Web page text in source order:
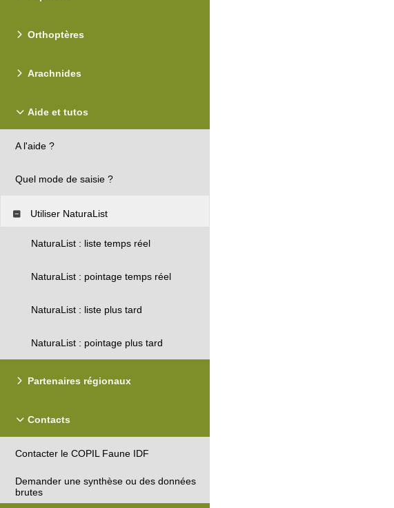
Orthoptères
Arachnides
Aide et tutos
A l'aide ?
Quel mode de saisie ?
Utiliser NaturaList
NaturaList : liste temps réel
NaturaList : pointage temps réel
NaturaList : liste plus tard
NaturaList : pointage plus tard
Partenaires régionaux
Contacts
Contacter le COPIL Faune IDF
Demander une synthèse ou des données
brutes